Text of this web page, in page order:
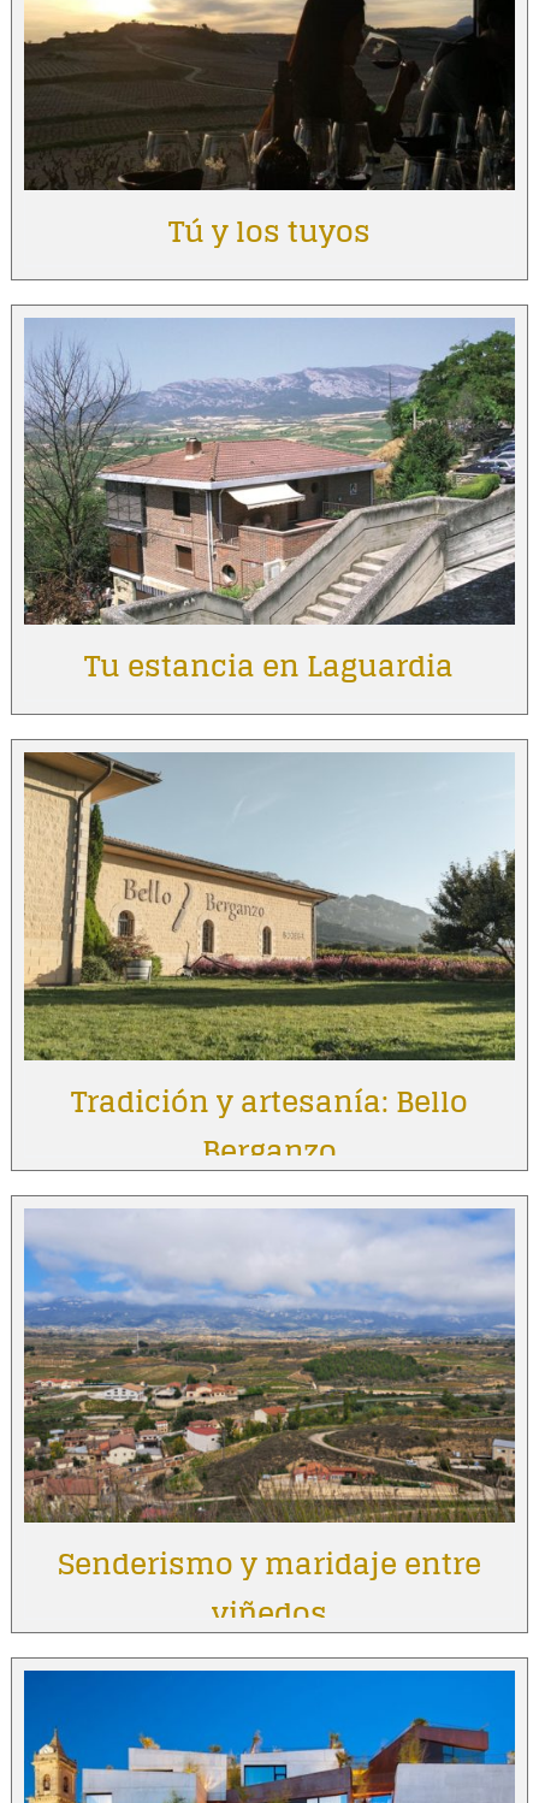
Tú y los tuyos
Tu estancia en Laguardia
Tradición y artesanía: Bello
Berganzo
Senderismo y maridaje entre
viñedos